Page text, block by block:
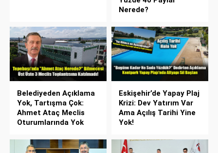
Nerede?
Belediyeden Açıklama
Yok, Tartışma Çok:
Ahmet Ataç Meclis
Oturumlarında Yok
Eskişehir’de Yapay Plaj
Krizi: Dev Yatırım Var
Ama Açılış Tarihi Yine
Yok!